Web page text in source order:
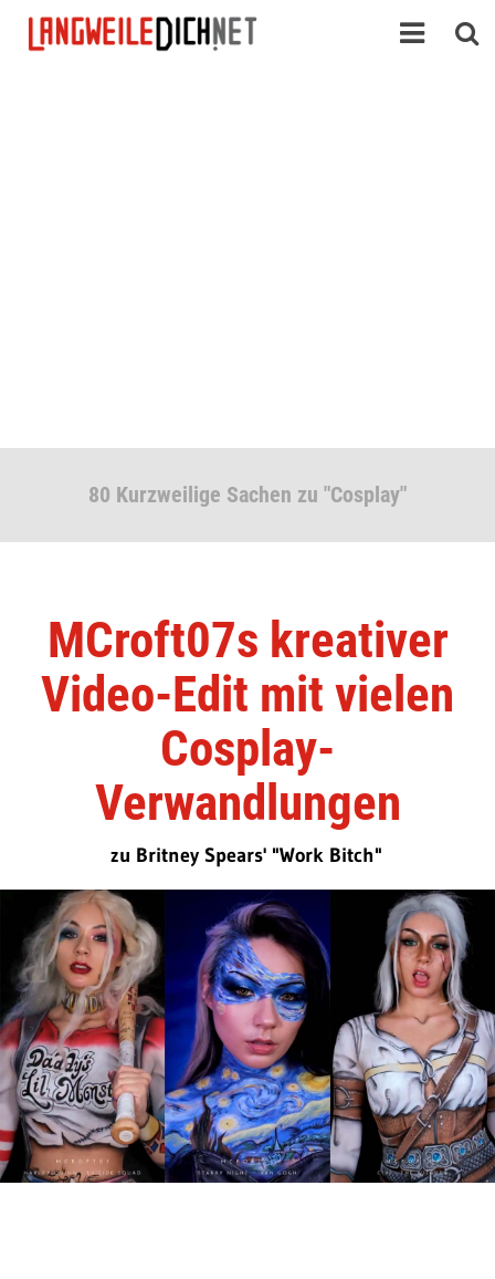
80 Kurzweilige Sachen zu "Cosplay"
MCroft07s kreativer
Video-Edit mit vielen
Cosplay-
Verwandlungen
zu Britney Spears' "Work Bitch"